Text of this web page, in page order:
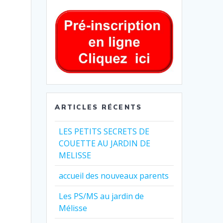
ARTICLES RÉCENTS
LES PETITS SECRETS DE
COUETTE AU JARDIN DE
MELISSE
accueil des nouveaux parents
Les PS/MS au jardin de
Mélisse